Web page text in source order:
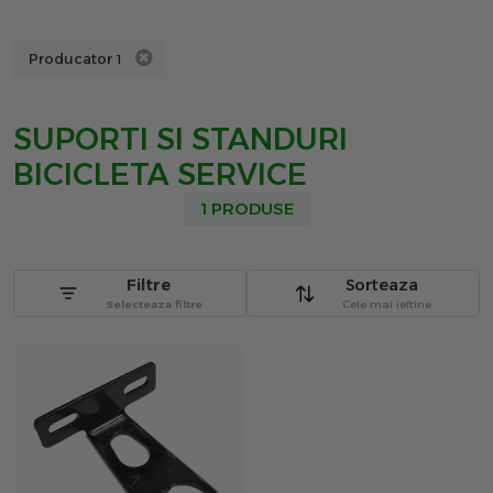
Producator 1
SUPORTI SI STANDURI
BICICLETA SERVICE
1 PRODUSE
Sorteaza
Cele mai ieftine
Filtre
Selecteaza filtre